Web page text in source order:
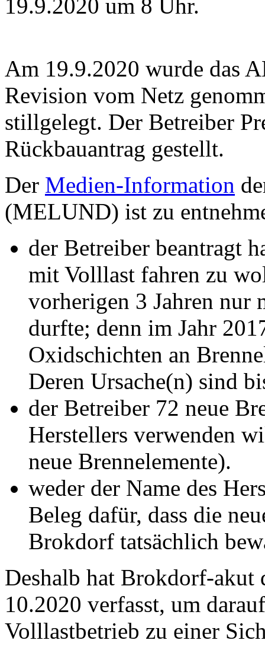
19.9.2020 um 8 Uhr.
Am 19.9.2020 wurde das
Revision vom Netz
stillgelegt. Der Betreiber
Rückbauantrag gestellt.
Der Medien-Information
(MELUND) ist zu
der Betreiber beantragt
mit Volllast fahren zu
vorherigen 3 Jahren nur
durfte; denn im Jahr
Oxidschichten an
Deren Ursache(n) sind
der Betreiber 72 neue
Herstellers verwenden
neue Brennelemente).
weder der Name des
Beleg dafür, dass die
Brokdorf tatsächlich
Deshalb hat Brokdorf-akut
10.2020 verfasst, um
Volllastbetrieb zu einer